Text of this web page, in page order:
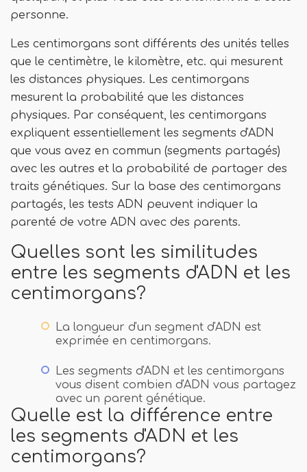
personne.
Les centimorgans sont différents des unités telles
que le centimètre, le kilomètre, etc. qui mesurent
les distances physiques. Les centimorgans
mesurent la probabilité que les distances
physiques. Par conséquent, les centimorgans
expliquent essentiellement les segments d'ADN
que vous avez en commun (segments partagés)
avec les autres et la probabilité de partager des
traits génétiques. Sur la base des centimorgans
partagés, les tests ADN peuvent indiquer la
parenté de votre ADN avec des parents.
Quelles sont les similitudes
entre les segments d'ADN et les
centimorgans?
La longueur d'un segment d'ADN est
exprimée en centimorgans.
Les segments d'ADN et les centimorgans
vous disent combien d'ADN vous partagez
avec un parent génétique.
Quelle est la différence entre
les segments d'ADN et les
centimorgans?